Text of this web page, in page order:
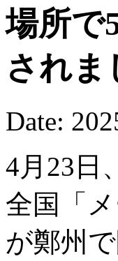
場所で
されま
Date:
4月23日
全国「
が鄭州